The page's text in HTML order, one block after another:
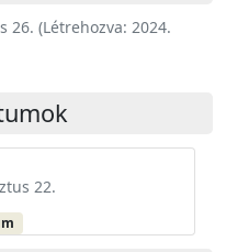
26. (Létrehozva: 2024.
22.